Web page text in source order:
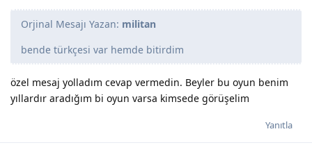
Orjinal Mesajı Yazan: militan
bende türkçesi var hemde bitirdim
özel mesaj yolladım cevap vermedin. Beyler bu oyun benim
yıllardır aradığım bi oyun varsa kimsede görüşelim
Yanıtla